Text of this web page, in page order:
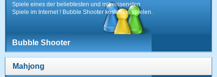
Spiele eines der beliebtesten und mitreissensten
Spiele im Internet ! Bubble Shooter kostenlos spielen.
Bubble Shooter
Mahjong